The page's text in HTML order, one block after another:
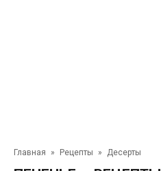
Главная » Рецепты » Десерты